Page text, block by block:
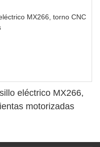
eléctrico MX266,
motorizadas